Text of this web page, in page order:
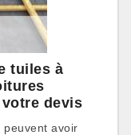
tuiles à
devis
peuvent avoir